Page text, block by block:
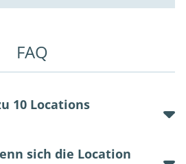
FAQ
10 Locations
sich die Location